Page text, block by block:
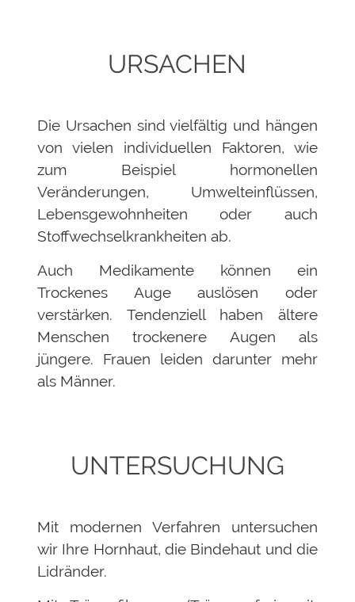
URSACHEN
Die Ursachen sind vielfältig und hängen
von vielen individuellen Faktoren, wie
zum Beispiel hormonellen
Veränderungen, Umwelteinflüssen,
Lebensgewohnheiten oder auch
Stoffwechselkrankheiten ab.
Auch Medikamente können ein
Trockenes Auge auslösen oder
verstärken. Tendenziell haben ältere
Menschen trockenere Augen als
jüngere. Frauen leiden darunter mehr
als Männer.
UNTERSUCHUNG
Mit modernen Verfahren untersuchen
wir Ihre Hornhaut, die Bindehaut und die
Lidränder.